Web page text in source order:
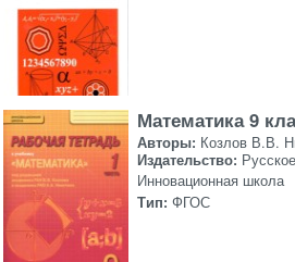
Математика 9
Авторы: Козлов В.В.
Издательство:
Инновационная школа
Тип: ФГОС